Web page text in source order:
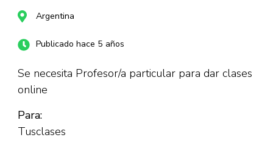
Argentina
Publicado hace 5 años
Se necesita Profesor/a particular para dar clases
online
Para:
Tusclases